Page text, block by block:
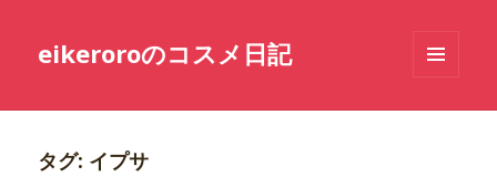
eikeroroのコスメ日記
ーとウ
タグ: イプサ